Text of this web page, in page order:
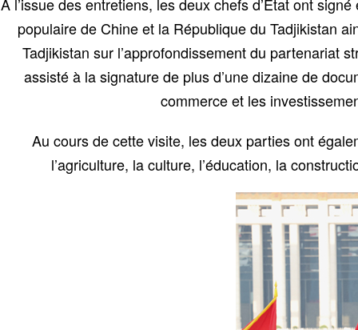
populaire de Chine et la République du Tadjikistan
Tadjikistan sur l’approfondissement du partenariat
assisté à la signature de plus d’une dizaine de
commerce et les
Au cours de cette visite, les deux parties ont
l’agriculture, la culture, l’éducation, la